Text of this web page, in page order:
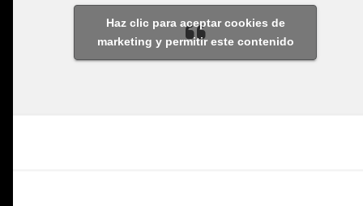
Haz clic para aceptar cookies de
marketing y permitir este contenido